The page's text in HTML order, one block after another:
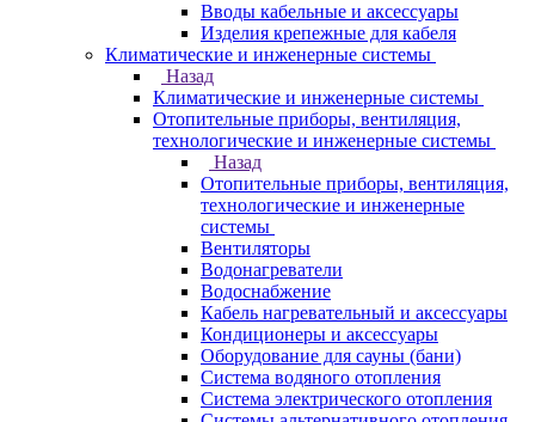
Вводы кабельные и аксессуары
Изделия крепежные для кабеля
Климатические и инженерные системы
Назад
Климатические и инженерные системы
Отопительные приборы, вентиляция,
технологические и инженерные системы
Назад
Отопительные приборы, вентиляция,
технологические и инженерные
системы
Вентиляторы
Водонагреватели
Водоснабжение
Кабель нагревательный и аксессуары
Кондиционеры и аксессуары
Оборудование для сауны (бани)
Система водяного отопления
Система электрического отопления